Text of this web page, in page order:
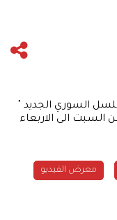
السوري الجديد "
السبت الى الاربعاء
معرض الفيديو